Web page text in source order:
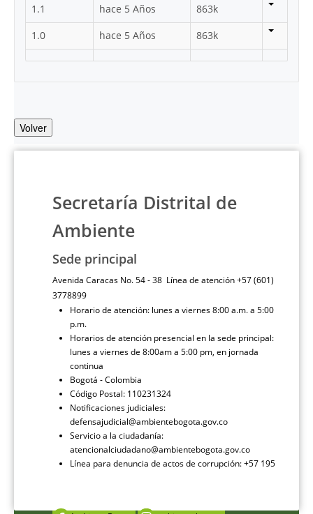
1.1
hace 5 Años
863k
1.0
hace 5 Años 863k
Volver
Secretaría Distrital de
Ambiente
Sede principal
Avenida Caracas No. 54 - 38 Línea de atención +57 (601)
3778899
Horario de atención: lunes a viernes 8:00 a.m. a 5:00
p.m.
Horarios de atención presencial en la sede principal:
lunes a viernes de 8:00am a 5:00 pm, en jornada
continua
Bogotá - Colombia
Código Postal: 110231324
Notificaciones judiciales:
defensajudicial@ambientebogota.gov.co
Servicio a la ciudadanía:
atencionalciudadano@ambientebogota.gov.co
Línea para denuncia de actos de corrupción: +57 195